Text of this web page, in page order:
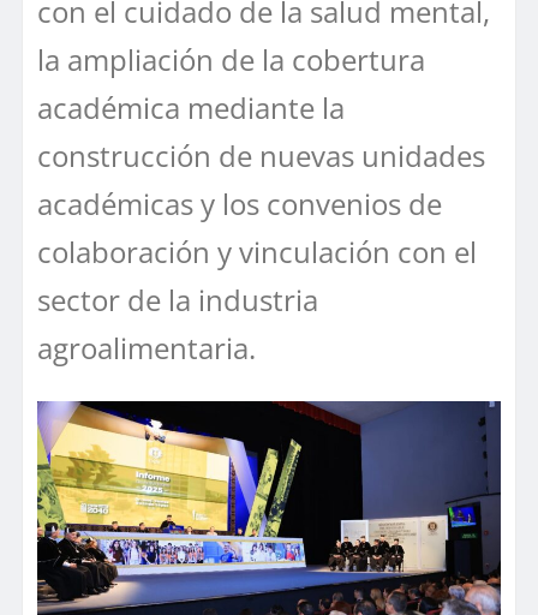
con el cuidado de la salud mental,
la ampliación de la cobertura
académica mediante la
construcción de nuevas unidades
académicas y los convenios de
colaboración y vinculación con el
sector de la industria
agroalimentaria.